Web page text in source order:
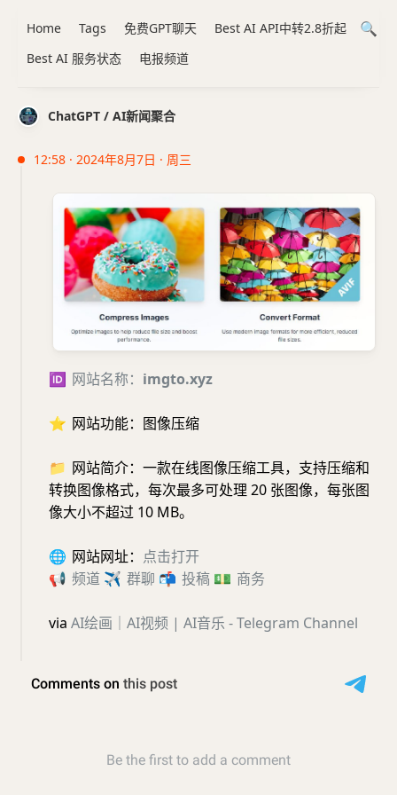
ChatGPT / AI新闻聚合
12:58 · 2024年8月7日 · 周三
🆔 网站名称： imgto.xyz
⭐️ 网站功能：图像压缩
📁 网站简介：一款在线图像压缩工具，支持压缩和
转换图像格式，每次最多可处理 20 张图像，每张图
像大小不超过 10 MB。
🌐 网站网址： 点击打开
📢 频道 ✈️ 群聊 📬 投稿 💵 商务
via AI绘画｜AI视频 | AI音乐 - Telegram Channel
Home Tags 免费GPT聊天
Best AI API中转2.8折起
Best AI 服务状态
电报频道